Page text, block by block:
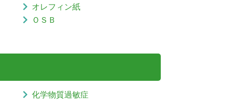
オレフィン紙
ＯＳＢ
化学物質過敏症